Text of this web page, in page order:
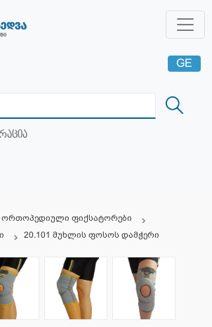
GE
RU
ორთოპედიული ფიქსატორები
20.101 მუხლის ფოსოს დამჭერი